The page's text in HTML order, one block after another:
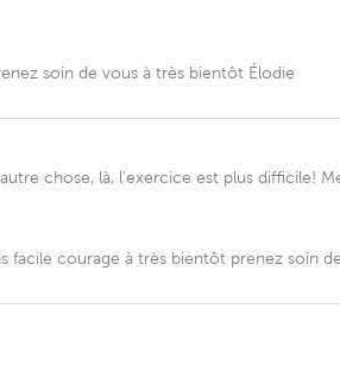
soin de vous à très bientôt Élodie
chose, là, l'exercice est plus difficile!
courage à très bientôt prenez soin